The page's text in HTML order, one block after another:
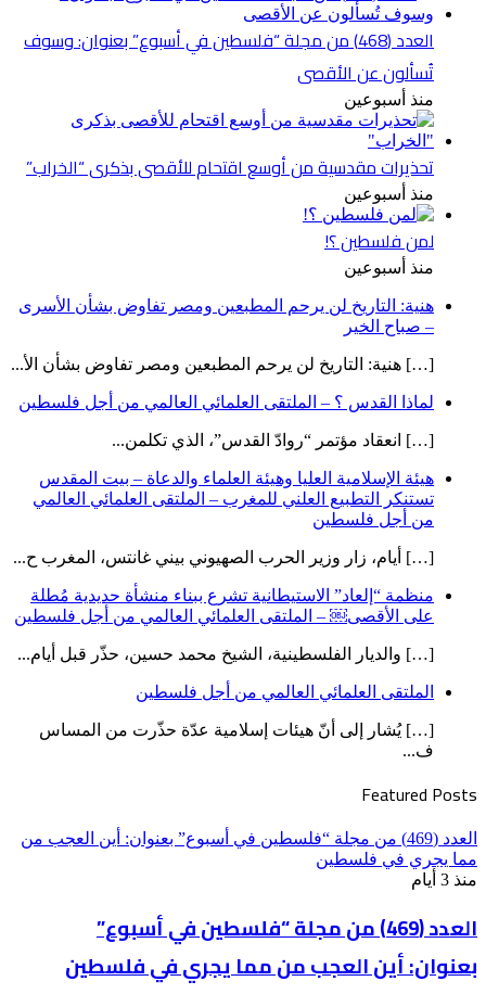
العدد (468) من مجلة “فلسطين في أسبوع” بعنوان: وسوف
تُسألون عن الأقصى
منذ أسبوعين
تحذيرات مقدسية من أوسع اقتحام للأقصى بذكرى “الخراب”
منذ أسبوعين
لمن فلسطين ؟!
منذ أسبوعين
هنية: التاريخ لن يرحم المطبعين ومصر تفاوض بشأن الأسرى
– صباح الخير
[…] هنية: التاريخ لن يرحم المطبعين ومصر تفاوض بشأن الأ...
لماذا القدس ؟ – الملتقى العلمائي العالمي من أجل فلسطين
[…] انعقاد مؤتمر “روادّ القدس”، الذي تكلمن...
هيئة الإسلامية العليا وهيئة العلماء والدعاة – بيت المقدس
تستنكر التطبيع العلني للمغرب – الملتقى العلمائي العالمي
من أجل فلسطين
[…] أيام، زار وزير الحرب الصهيوني بيني غانتس، المغرب ح...
منظمة “إلعاد” الاستيطانية تشرع ببناء منشأة حديدية مُطلة
على الأقصى￼ – الملتقى العلمائي العالمي من أجل فلسطين
[…] والديار الفلسطينية، الشيخ محمد حسين، حذّر قبل أيام...
الملتقى العلمائي العالمي من أجل فلسطين
[…] يُشار إلى أنّ هيئات إسلامية عدّة حذّرت من المساس
ف...
Featured Posts
العدد (469) من مجلة “فلسطين في أسبوع” بعنوان: أين العجب من
مما يجري في فلسطين
منذ 3 أيام
العدد (469) من مجلة “فلسطين في أسبوع”
بعنوان: أين العجب من مما يجري في فلسطين